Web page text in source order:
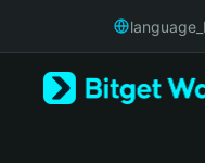
Русский